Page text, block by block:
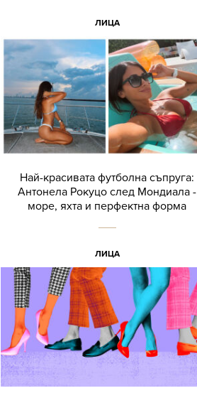
ЛИЦА
Най-красивата футболна съпруга:
Антонела Рокуцо след Мондиала -
море, яхта и перфектна форма
ЛИЦА